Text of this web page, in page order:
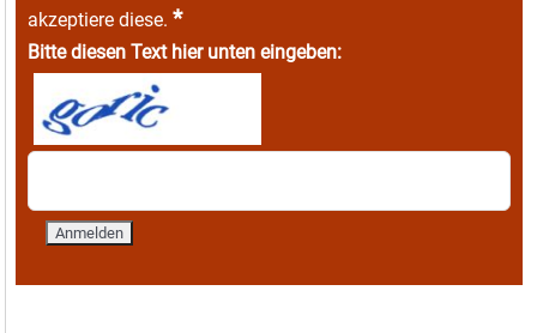
akzeptiere diese. *
Bitte diesen Text hier unten eingeben: